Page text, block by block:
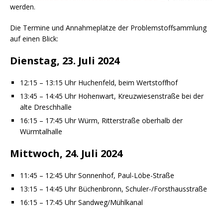
werden.
Die Termine und Annahmeplätze der Problemstoffsammlung
auf einen Blick:
Dienstag, 23. Juli 2024
12:15 – 13:15 Uhr Huchenfeld, beim Wertstoffhof
13:45 – 14:45 Uhr Hohenwart, Kreuzwiesenstraße bei der
alte Dreschhalle
16:15 – 17:45 Uhr Würm, Ritterstraße oberhalb der
Würmtalhalle
Mittwoch, 24. Juli 2024
11:45 – 12:45 Uhr Sonnenhof, Paul-Löbe-Straße
13:15 – 14:45 Uhr Büchenbronn, Schuler-/Forsthausstraße
16:15 – 17:45 Uhr Sandweg/Mühlkanal